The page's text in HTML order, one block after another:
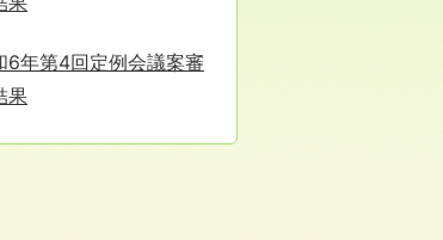
6年第4回定例会議案審
果